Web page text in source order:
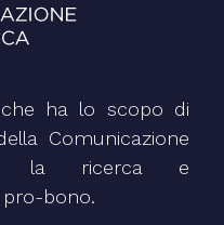
ha lo scopo di
Comunicazione
la ricerca e
pro-bono.